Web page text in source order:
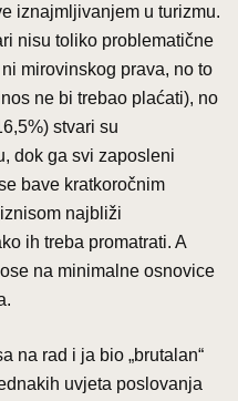
iznajmljivanjem u turizmu.
nisu toliko problematične
mirovinskog prava, no to
ne bi trebao plaćati), no
stvari su
dok ga svi zaposleni
bave kratkoročnim
najbliži
ih treba promatrati. A
na minimalne osnovice
na rad i ja bio „brutalan“
uvjeta poslovanja